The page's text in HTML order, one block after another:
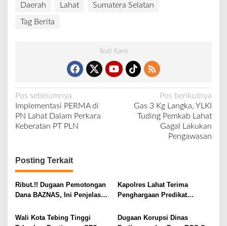
Daerah Lahat Sumatera Selatan
Tag Berita
Ikuti Kami
N
a
v
g
a
s
i
p
Pos sebelumnya
Implementasi PERMA di
PN Lahat Dalam Perkara
Keberatan PT PLN
Pos berikutnya
Gas 3 Kg Langka, YLKI
Tuding Pemkab Lahat
Gagal Lakukan
Pengawasan
Posting Terkait
Ribut.!! Dugaan Pemotongan
Dana BAZNAS, Ini Penjelasan
Kapolres Lahat Terima
Penghargaan Predikat
Sumsel Tahun 2026
Wali Kota Tebing Tinggi
Dugaan Korupsi Dinas